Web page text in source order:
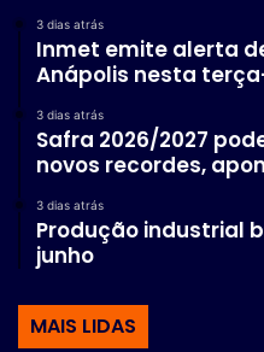
3 dias atrás
Inmet emite alerta
Anápolis nesta
3 dias atrás
Safra 2026/2027
novos recordes,
3 dias atrás
Produção industrial
junho
MAIS LIDAS